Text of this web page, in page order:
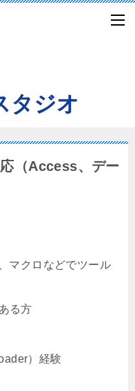
タジオ
（Access、デー
マクロなどでツール
る方
）経験